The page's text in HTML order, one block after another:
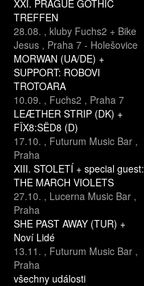
XXI. PRAGUE GOTHIC
TREFFEN
28.08. , kluby Fuchs2 + Bike
Jesus , Praha 7 - Holešovice
MORWAN (UA/DE) +
SUPPORT: ROBOVI
TROTOARA
10.09. , Fuchs2 , Praha 7
LEÆTHER STRIP (DK) +
FÏX8:SËD8 (D)
17.10. , Futurum Music Bar ,
Praha
XIII. STOLETÍ + special guest:
THE MARCH VIOLETS
27.10. , Lucerna Music Bar ,
Praha
SHE PAST AWAY (TUR) +
Noví Lidé
13.11. , Futurum Music Bar ,
Praha
všechny události